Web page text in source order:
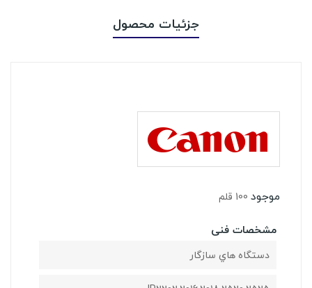
جزئیات محصول
موجود 100 قلم
مشخصات فنی
دستگاه هاي سازگار